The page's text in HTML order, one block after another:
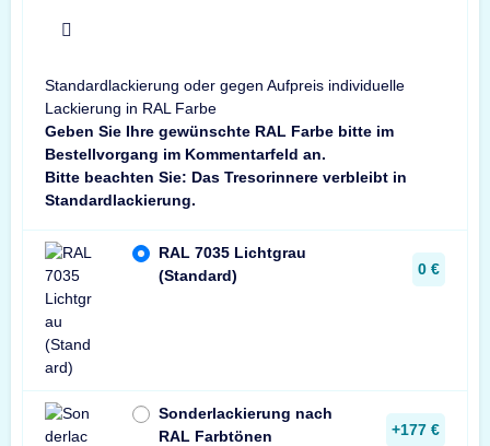
Standardlackierung oder gegen Aufpreis individuelle
Lackierung in RAL Farbe
Geben Sie Ihre gewünschte RAL Farbe bitte im
Bestellvorgang im Kommentarfeld an.
Bitte beachten Sie: Das Tresorinnere verbleibt in
Standardlackierung.
RAL 7035 Lichtgrau
(Standard)
0 €
Sonderlackierung nach
RAL Farbtönen
+177 €